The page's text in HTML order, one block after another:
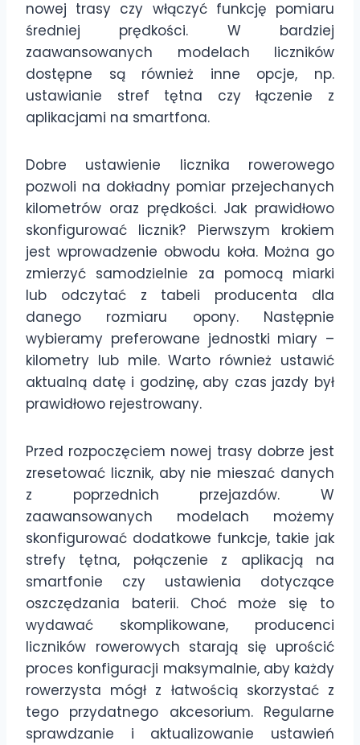
nowej trasy czy włączyć funkcję pomiaru
średniej prędkości. W bardziej
zaawansowanych modelach liczników
dostępne są również inne opcje, np.
ustawianie stref tętna czy łączenie z
aplikacjami na smartfona.
Dobre ustawienie licznika rowerowego
pozwoli na dokładny pomiar przejechanych
kilometrów oraz prędkości. Jak prawidłowo
skonfigurować licznik? Pierwszym krokiem
jest wprowadzenie obwodu koła. Można go
zmierzyć samodzielnie za pomocą miarki
lub odczytać z tabeli producenta dla
danego rozmiaru opony. Następnie
wybieramy preferowane jednostki miary –
kilometry lub mile. Warto również ustawić
aktualną datę i godzinę, aby czas jazdy był
prawidłowo rejestrowany.
Przed rozpoczęciem nowej trasy dobrze jest
zresetować licznik, aby nie mieszać danych
z poprzednich przejazdów. W
zaawansowanych modelach możemy
skonfigurować dodatkowe funkcje, takie jak
strefy tętna, połączenie z aplikacją na
smartfonie czy ustawienia dotyczące
oszczędzania baterii. Choć może się to
wydawać skomplikowane, producenci
liczników rowerowych starają się uprościć
proces konfiguracji maksymalnie, aby każdy
rowerzysta mógł z łatwością skorzystać z
tego przydatnego akcesorium. Regularne
sprawdzanie i aktualizowanie ustawień